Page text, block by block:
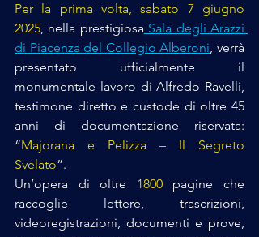
Per la prima volta, sabato 7 giugno
2025, nella prestigiosa Sala degli Arazzi
di Piacenza del Collegio Alberoni, verrà
presentato ufficialmente il
monumentale lavoro di Alfredo Ravelli,
testimone diretto e custode di oltre 45
anni di documentazione riservata:
“Majorana e Pelizza – Il Segreto
Svelato”.
Un’opera di oltre 1800 pagine che
raccoglie lettere, trascrizioni,
videoregistrazioni, documenti e prove,